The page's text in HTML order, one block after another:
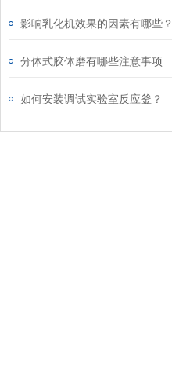
影响乳化机效果的因素有哪些？
分体式胶体磨有哪些注意事项
如何安装调试实验室反应釜？